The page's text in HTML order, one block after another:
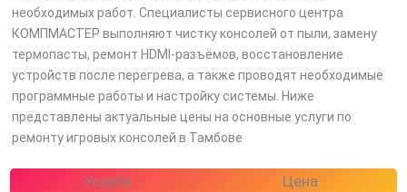
необходимых работ. Специалисты сервисного центра
КОМПМАСТЕР выполняют чистку консолей от пыли, замену
термопасты, ремонт HDMI-разъёмов, восстановление
устройств после перегрева, а также проводят необходимые
программные работы и настройку системы. Ниже
представлены актуальные цены на основные услуги по
ремонту игровых консолей в Тамбове
Услуга Цена